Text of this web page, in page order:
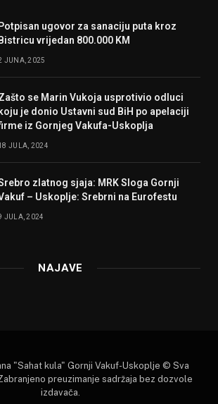
Potpisan ugovor za sanaciju puta kroz
Bistricu vrijedan 800.000 KM
JUNA, 2025
se Marin Vukoja usprotivio odluci
koju je donio Ustavni sud BiH po apelaciji
iz Gornjeg Vakufa-Uskoplja
JULA, 2024
zlatnog sjaja: MRK Sloga Gornji
– Uskoplje: Srebrni na Eurofestu
JULA, 2024
NAJAVE
"Sahat kula" Gornji Vakuf-Uskoplje © Sva
preuzimanje sadržaja bez dozvole
izdavača.